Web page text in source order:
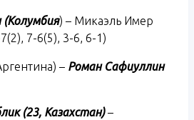
(Колумбия) – Микаэль Имер
7-6(5), 3-6, 6-1)
– Роман Сафиуллин
(23, Казахстан) –